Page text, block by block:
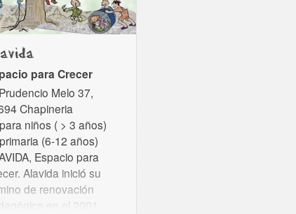
para Crecer
Melo 37,
Chapineria
para niños ( > 3 años)
primaria (6-12 años)
Espacio para
Alavida inició su
de renovación
en el 2001,